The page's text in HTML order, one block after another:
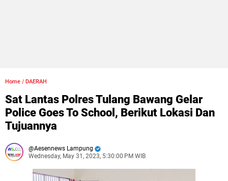
Home / DAERAH
Sat Lantas Polres Tulang Bawang Gelar
Police Goes To School, Berikut Lokasi Dan
Tujuannya
Aesennews Lampung
Wednesday, May 31, 2023, 5:30:00 PM WIB